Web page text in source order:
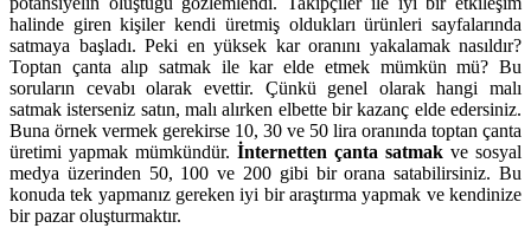
halinde giren kişiler kendi üretmiş oldukları ürünleri sayfalarında
satmaya başladı. Peki en yüksek kar oranını yakalamak nasıldır?
Toptan çanta alıp satmak ile kar elde etmek mümkün mü? Bu
soruların cevabı olarak evettir. Çünkü genel olarak hangi malı
satmak isterseniz satın, malı alırken elbette bir kazanç elde edersiniz.
Buna örnek vermek gerekirse 10, 30 ve 50 lira oranında toptan çanta
üretimi yapmak mümkündür. İnternetten çanta satmak ve sosyal
medya üzerinden 50, 100 ve 200 gibi bir orana satabilirsiniz. Bu
konuda tek yapmanız gereken iyi bir araştırma yapmak ve kendinize
bir pazar oluşturmaktır.